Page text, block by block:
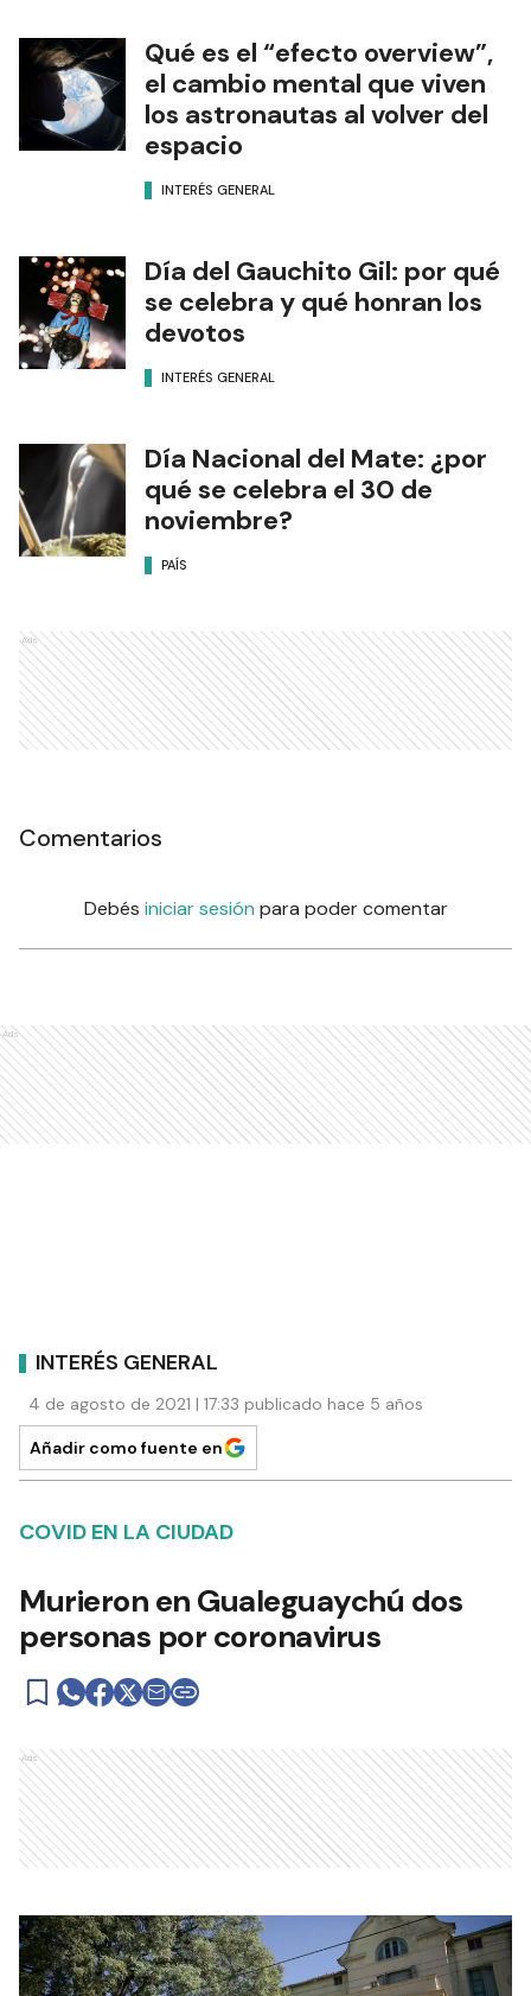
Qué es el “efecto overview”,
el cambio mental que viven
los astronautas al volver del
espacio
INTERÉS GENERAL
Día del Gauchito Gil: por qué
se celebra y qué honran los
devotos
INTERÉS GENERAL
Día Nacional del Mate: ¿por
qué se celebra el 30 de
noviembre?
PAÍS
Ads
Comentarios
Debés iniciar sesión para poder comentar
Ads
INTERÉS GENERAL
4 de agosto de 2021 | 17:33 publicado hace 5 años
Añadir como fuente en
COVID EN LA CIUDAD
Murieron en Gualeguaychú dos
personas por coronavirus
Ads